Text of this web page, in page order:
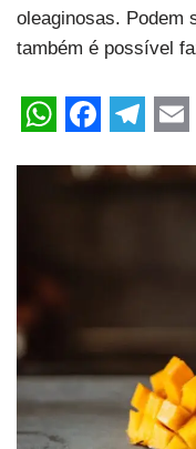
oleaginosas. Podem
também é possível